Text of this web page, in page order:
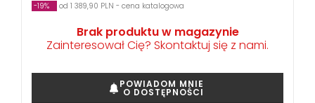
-19%
od 1 389,90 PLN - cena katalogowa
Brak produktu w magazynie
Zainteresował Cię? Skontaktuj się z nami.
POWIADOM MNIE
O DOSTĘPNOŚCI